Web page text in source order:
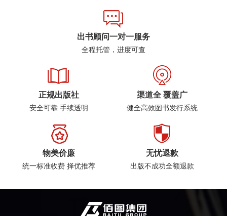
出书顾问一对一服务
全程托管，进度可查
正规出版社
安全可靠 手续透明
渠道全 覆盖广
健全高效图书发行系统
物美价廉
统一标准收费 择优推荐
无忧退款
出版不成功全额退款